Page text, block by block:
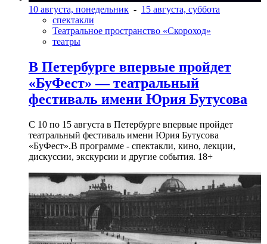
10 августа, понедельник - 15 августа, суббота
спектакли
Театральное пространство «Скороход»
театры
В Петербурге впервые пройдет
«БуФест» — театральный
фестиваль имени Юрия Бутусова
С 10 по 15 августа в Петербурге впервые пройдет
театральный фестиваль имени Юрия Бутусова
«БуФест».В программе - спектакли, кино, лекции,
дискуссии, экскурсии и другие события. 18+